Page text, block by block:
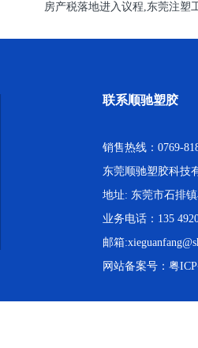
房产税落地进入议程,东莞注塑
联系顺驰塑胶
销售热线：0769-
东莞顺驰塑胶科技
地址: 东莞市石排
业务电话：135
邮箱
网站备案号： 粤